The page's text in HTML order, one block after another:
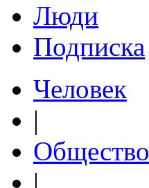
Люди
Подписка
Человек
|
Общество